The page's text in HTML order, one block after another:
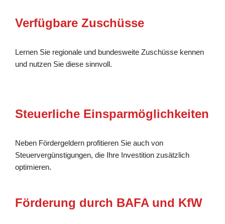
Verfügbare Zuschüsse
Lernen Sie regionale und bundesweite Zuschüsse kennen
und nutzen Sie diese sinnvoll.
Steuerliche Einsparmöglichkeiten
Neben Fördergeldern profitieren Sie auch von
Steuervergünstigungen, die Ihre Investition zusätzlich
optimieren.
Förderung durch BAFA und KfW